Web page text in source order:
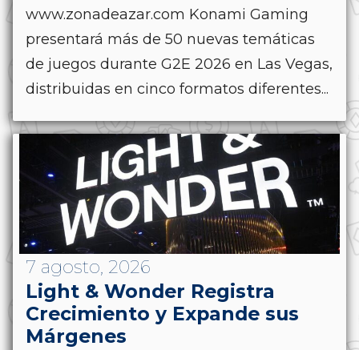
www.zonadeazar.com Konami Gaming
presentará más de 50 nuevas temáticas
de juegos durante G2E 2026 en Las Vegas,
distribuidas en cinco formatos diferentes...
7 agosto, 2026
Light & Wonder Registra
Crecimiento y Expande sus
Márgenes